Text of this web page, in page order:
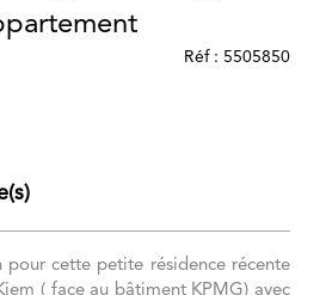
Réf : 5505850
pour cette petite résidence récente
( face au bâtiment KPMG) avec